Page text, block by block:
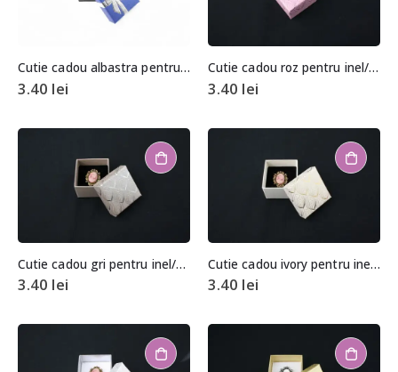
Cutie cadou albastra pentru inel/cercei
3.40 lei
Cutie cadou roz pentru inel/cercei
3.40 lei
Cutie cadou gri pentru inel/cercei
3.40 lei
Cutie cadou ivory pentru inel/cercei
3.40 lei